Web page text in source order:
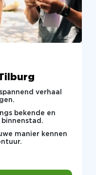
verhaal
bekende en
manier kennen